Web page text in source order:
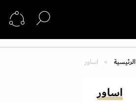
الرئيسية اساور
اساور